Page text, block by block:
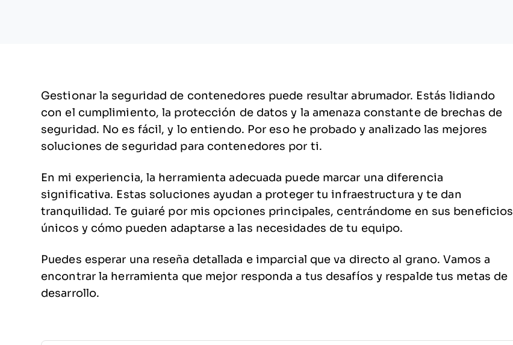
Gestionar la seguridad de contenedores puede resultar abrumador. Estás lidiando
con el cumplimiento, la protección de datos y la amenaza constante de brechas de
seguridad. No es fácil, y lo entiendo. Por eso he probado y analizado las mejores
soluciones de seguridad para contenedores por ti.
En mi experiencia, la herramienta adecuada puede marcar una diferencia
significativa. Estas soluciones ayudan a proteger tu infraestructura y te dan
tranquilidad. Te guiaré por mis opciones principales, centrándome en sus beneficios
únicos y cómo pueden adaptarse a las necesidades de tu equipo.
Puedes esperar una reseña detallada e imparcial que va directo al grano. Vamos a
encontrar la herramienta que mejor responda a tus desafíos y respalde tus metas de
desarrollo.